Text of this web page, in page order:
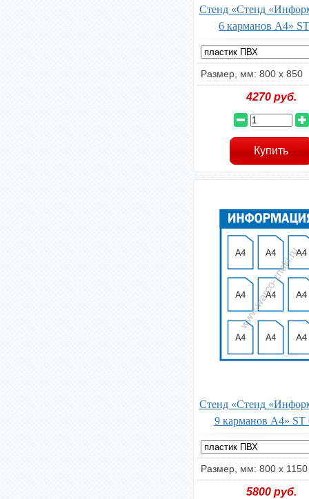
Стенд «Стенд
6 карманов А4»
Размер, мм: 800 x 850
4270руб.
Стенд «Стенд
9 карманов А4» ST
Размер, мм: 800 x 1150
5800руб.